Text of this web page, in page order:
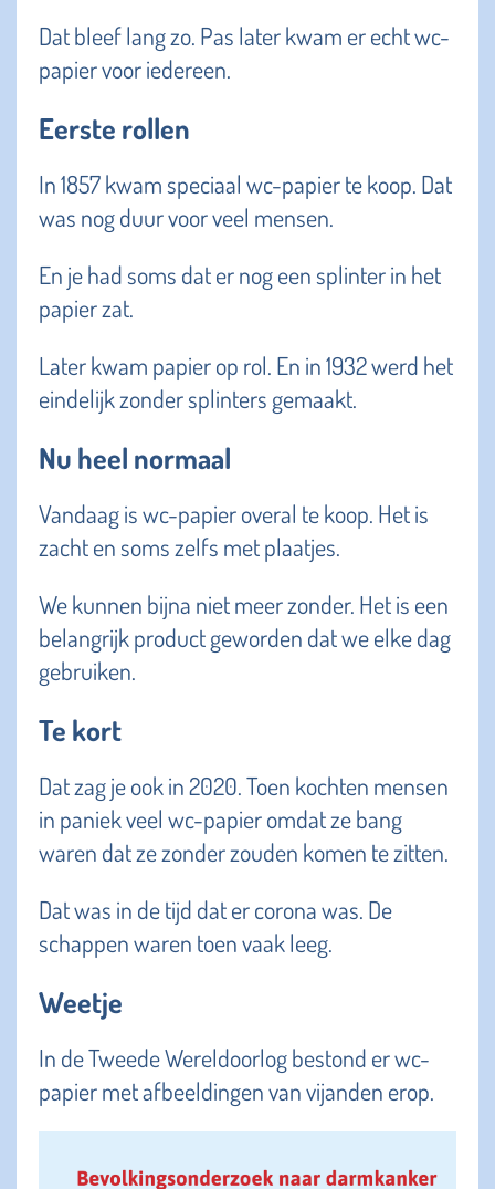
Dat bleef lang zo. Pas later kwam er echt wc-
papier voor iedereen.
Eerste rollen
In 1857 kwam speciaal wc-papier te koop. Dat
was nog duur voor veel mensen.
En je had soms dat er nog een splinter in het
papier zat.
Later kwam papier op rol. En in 1932 werd het
eindelijk zonder splinters gemaakt.
Nu heel normaal
Vandaag is wc-papier overal te koop. Het is
zacht en soms zelfs met plaatjes.
We kunnen bijna niet meer zonder. Het is een
belangrijk product geworden dat we elke dag
gebruiken.
Te kort
Dat zag je ook in 2020. Toen kochten mensen
in paniek veel wc-papier omdat ze bang
waren dat ze zonder zouden komen te zitten.
Dat was in de tijd dat er corona was. De
schappen waren toen vaak leeg.
Weetje
In de Tweede Wereldoorlog bestond er wc-
papier met afbeeldingen van vijanden erop.